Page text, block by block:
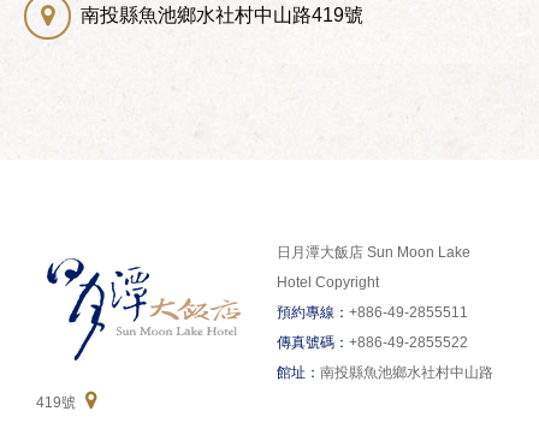
南投縣魚池鄉水社村中山路419號
日月潭大飯店 Sun Moon Lake
Hotel Copyright
預約專線： +886-49-2855511
傳真號碼： +886-49-2855522
館址： 南投縣魚池鄉水社村中山路
419號